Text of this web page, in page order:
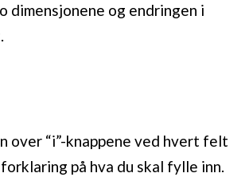
dimensjonene og endringen i
over “i”-knappene ved hvert felt
på hva du skal fylle inn.